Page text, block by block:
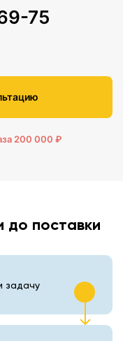
75
200 000 ₽
до поставки
задачу